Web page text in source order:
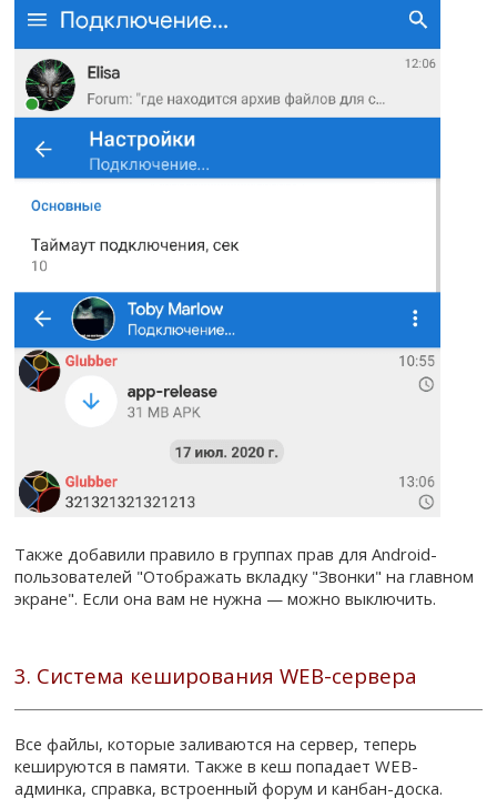
Также добавили правило в группах прав для Android-
пользователей "Отображать вкладку "Звонки" на главном
экране". Если она вам не нужна — можно выключить.
3. Система кеширования WEB-сервера
Все файлы, которые заливаются на сервер, теперь
кешируются в памяти. Также в кеш попадает WEB-
админка, справка, встроенный форум и канбан-доска.